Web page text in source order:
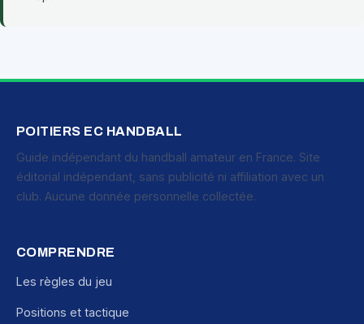
POITIERS EC HANDBALL
Guide indépendant du handball amateur en France. Site
éditorial indépendant, sans publicité ni affiliation avec un
club. Aucune donnée personnelle collectée.
COMPRENDRE
Les règles du jeu
Positions et tactique